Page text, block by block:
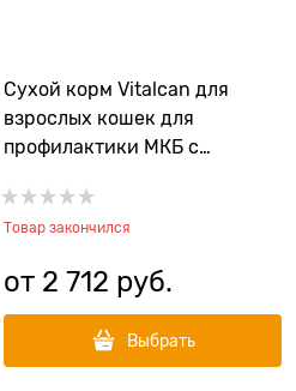
Сухой корм Vitalcan для
взрослых кошек для
профилактики МКБ с
Nutrique Urinary Care Cat
Товар закончился
от 2 712 руб.
Выбрать